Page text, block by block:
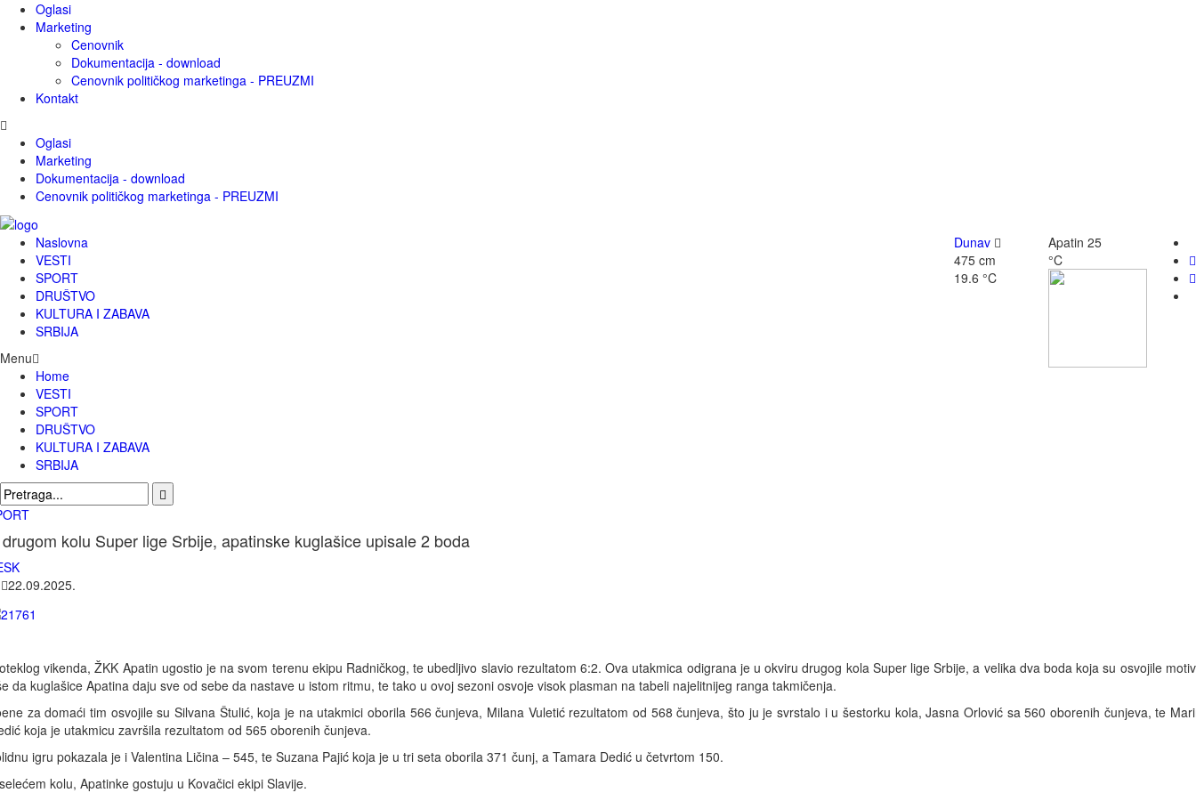
Oglasi
Marketing
Cenovnik
Dokumentacija - download
Cenovnik političkog marketinga - PREUZMI
Kontakt
Oglasi
Marketing
Dokumentacija - download
Cenovnik političkog marketinga - PREUZMI
Dunav
475 cm
19.6 °C
Apatin 25
°C
Naslovna
VESTI
SPORT
DRUŠTVO
KULTURA I ZABAVA
SRBIJA
Menu
Home
VESTI
SPORT
DRUŠTVO
KULTURA I ZABAVA
SRBIJA
kolu Super lige Srbije, apatinske kuglašice upisale 2 boda
22.09.2025.
vikenda, ŽKK Apatin ugostio je na svom terenu ekipu Radničkog, te ubedljivo slavio rezultatom 6:2. Ova utakmica odigrana je u okviru drugog kola Super lige Srbije, a velika dva boda koja su osvojile
da kuglašice Apatina daju sve od sebe da nastave u istom ritmu, te tako u ovoj sezoni osvoje visok plasman na tabeli najelitnijeg ranga takmičenja.
za domaći tim osvojile su Silvana Štulić, koja je na utakmici oborila 566 čunjeva, Milana Vuletić rezultatom od 568 čunjeva, što ju je svrstalo i u šestorku kola, Jasna Orlović sa 560 oborenih čunjeva, te
koja je utakmicu završila rezultatom od 565 oborenih čunjeva.
igru pokazala je i Valentina Ličina – 545, te Suzana Pajić koja je u tri seta oborila 371 čunj, a Tamara Dedić u četvrtom 150.
kolu, Apatinke gostuju u Kovačici ekipi Slavije.